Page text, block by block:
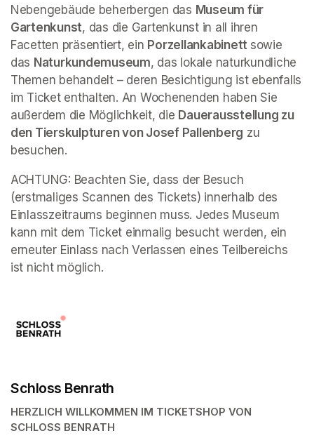
Nebengebäude beherbergen das Museum für
Gartenkunst, das die Gartenkunst in all ihren
Facetten präsentiert, ein Porzellankabinett sowie
das Naturkundemuseum, das lokale naturkundliche
Themen behandelt – deren Besichtigung ist ebenfalls
im Ticket enthalten. An Wochenenden haben Sie
außerdem die Möglichkeit, die Dauerausstellung zu
den Tierskulpturen von Josef Pallenberg zu
besuchen.
ACHTUNG: Beachten Sie, dass der Besuch
(erstmaliges Scannen des Tickets) innerhalb des
Einlasszeitraums beginnen muss. Jedes Museum
kann mit dem Ticket einmalig besucht werden, ein
erneuter Einlass nach Verlassen eines Teilbereichs
ist nicht möglich.
Schloss Benrath
HERZLICH WILLKOMMEN IM TICKETSHOP VON
SCHLOSS BENRATH